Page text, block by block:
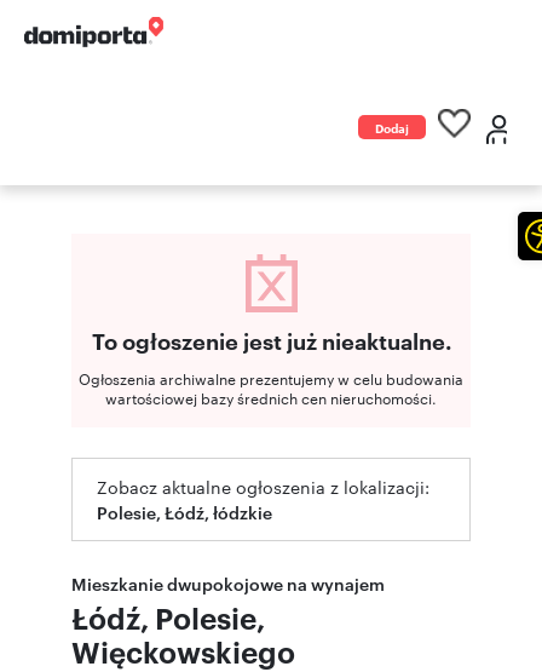
Dodaj
To ogłoszenie jest już nieaktualne.
Ogłoszenia archiwalne prezentujemy w celu budowania
wartościowej bazy średnich cen nieruchomości.
Zobacz aktualne ogłoszenia z lokalizacji:
Polesie, Łódź, łódzkie
Mieszkanie dwupokojowe na wynajem
Łódź, Polesie,
Więckowskiego